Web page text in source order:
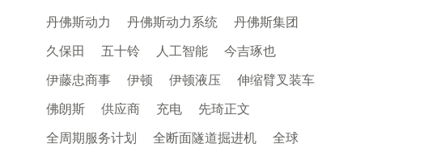
丹佛斯动力
丹佛斯动力系统
丹佛斯集团
久保田
五十铃 人工智能
今吉琢也
伊藤忠商事
伊顿 伊顿液压
伸缩臂叉装车
佛朗斯
供应商 充电
先琦正文
全周期服务计划
全断面隧道掘进机
全球